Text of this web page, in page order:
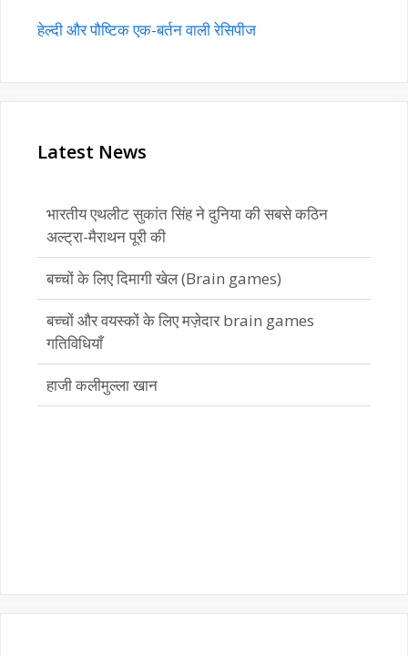
हेल्दी और पौष्टिक एक-बर्तन वाली रेसिपीज
Latest News
भारतीय एथलीट सुकांत सिंह ने दुनिया की सबसे कठिन
बच्चों के लिए दिमागी खेल (Brain games)
बच्चों और वयस्कों के लिए मज़ेदार brain games
गतिविधियाँ
हाजी कलीमुल्ला खान
भारतीय एथलीट सुकांत सिंह ने दुनिया की सबसे कठिन
अल्ट्रा-मैराथन पूरी की